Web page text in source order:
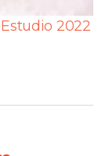
2022